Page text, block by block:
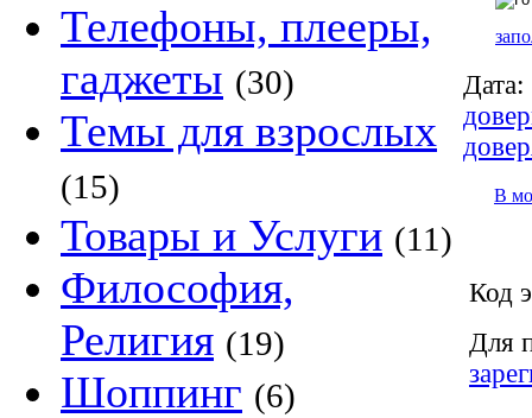
Телефоны, плееры,
гаджеты (30)
Темы для взрослых
(15)
Товары и Услуги (11)
Философия,
Религия (19)
Шоппинг (6)
Дата:
В
Код
Для